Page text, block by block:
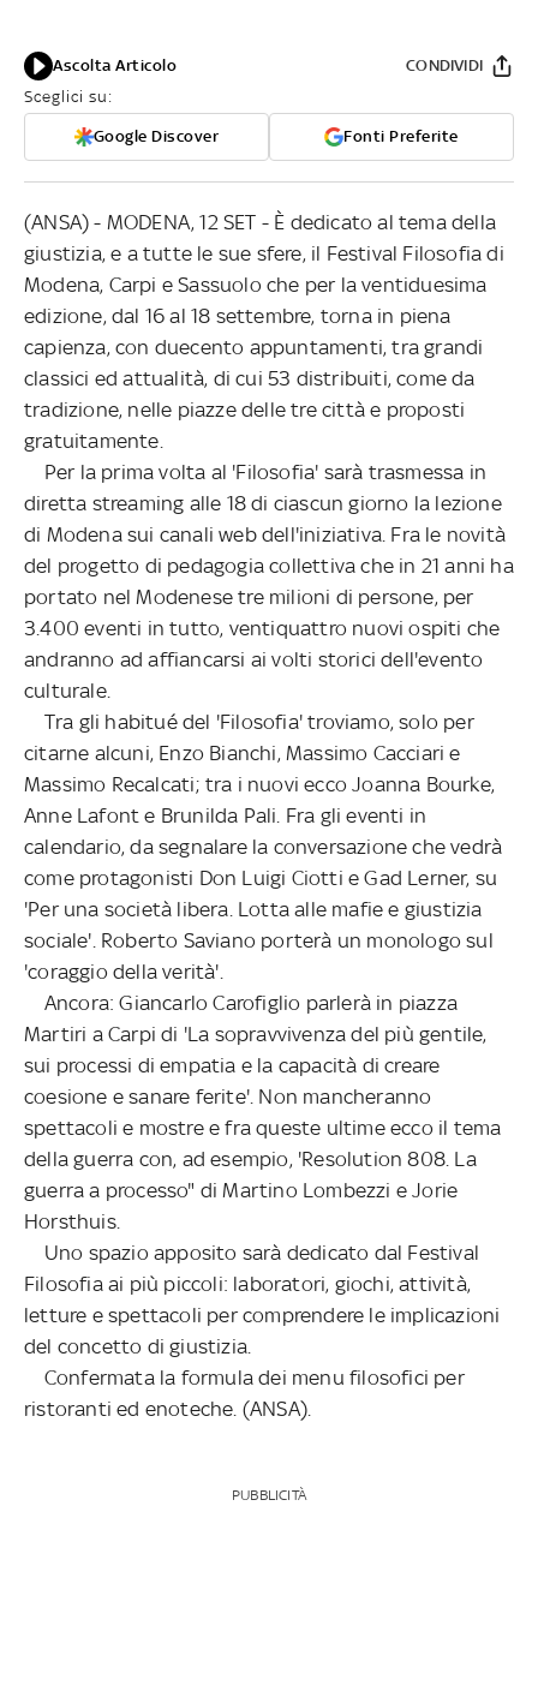
Ascolta Articolo
Sceglici su:
Google Discover Fonti Preferite
CONDIVIDI
(ANSA) - MODENA, 12 SET - È dedicato al tema della
giustizia, e a tutte le sue sfere, il Festival Filosofia di
Modena, Carpi e Sassuolo che per la ventiduesima
edizione, dal 16 al 18 settembre, torna in piena
capienza, con duecento appuntamenti, tra grandi
classici ed attualità, di cui 53 distribuiti, come da
tradizione, nelle piazze delle tre città e proposti
gratuitamente.
Per la prima volta al 'Filosofia' sarà trasmessa in
diretta streaming alle 18 di ciascun giorno la lezione
di Modena sui canali web dell'iniziativa. Fra le novità
del progetto di pedagogia collettiva che in 21 anni ha
portato nel Modenese tre milioni di persone, per
3.400 eventi in tutto, ventiquattro nuovi ospiti che
andranno ad affiancarsi ai volti storici dell'evento
culturale.
Tra gli habitué del 'Filosofia' troviamo, solo per
citarne alcuni, Enzo Bianchi, Massimo Cacciari e
Massimo Recalcati; tra i nuovi ecco Joanna Bourke,
Anne Lafont e Brunilda Pali. Fra gli eventi in
calendario, da segnalare la conversazione che vedrà
come protagonisti Don Luigi Ciotti e Gad Lerner, su
'Per una società libera. Lotta alle mafie e giustizia
sociale'. Roberto Saviano porterà un monologo sul
'coraggio della verità'.
Ancora: Giancarlo Carofiglio parlerà in piazza
Martiri a Carpi di 'La sopravvivenza del più gentile,
sui processi di empatia e la capacità di creare
coesione e sanare ferite'. Non mancheranno
spettacoli e mostre e fra queste ultime ecco il tema
della guerra con, ad esempio, 'Resolution 808. La
guerra a processo" di Martino Lombezzi e Jorie
Horsthuis.
Uno spazio apposito sarà dedicato dal Festival
Filosofia ai più piccoli: laboratori, giochi, attività,
letture e spettacoli per comprendere le implicazioni
del concetto di giustizia.
Confermata la formula dei menu filosofici per
ristoranti ed enoteche. (ANSA).
PUBBLICITÀ